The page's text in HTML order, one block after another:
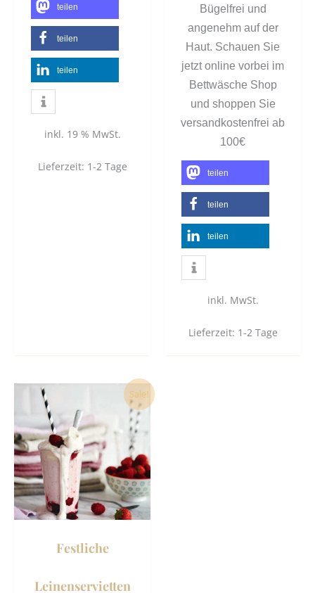
teilen
teilen
teilen
inkl. 19 % MwSt.
Lieferzeit: 1-2 Tage
Bügelfrei und
angenehm auf der
Haut. Schauen Sie
jetzt online vorbei im
Bettwäsche Shop
und shoppen Sie
versandkostenfrei ab
100€
teilen
teilen
teilen
inkl. MwSt.
Lieferzeit: 1-2 Tage
Sale!
Festliche
Leinenservietten
Dieses
Produkt
weist
Varianten
auf.
Die
Optionen